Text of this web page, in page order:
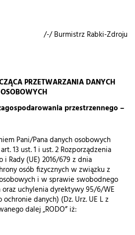
/-/ Burmistrz Rabki-Zdroju
PRZETWARZANIA DANYCH
OSOBOWYCH
przestrzennego –
Pani/Pana danych osobowych
13 ust. 1 i ust. 2 Rozporządzenia
i Rady (UE) 2016/679 z dnia
osób fizycznych w związku z
i w sprawie swobodnego
uchylenia dyrektywy 95/6/WE
danych) (Dz. Urz. UE L z
dalej „RODO” iż: